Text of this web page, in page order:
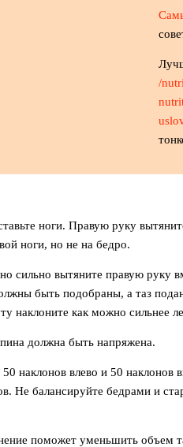
/
ноги. Правую руку
ноги, но не на бедро.
сильно вытяните правую руку
быть подобраны, а таз
наклоните как можно сильнее
должна быть напряжена.
наклонов влево и 50 наклонов
Не балансируйте бедрами и
поможет уменьшить объем